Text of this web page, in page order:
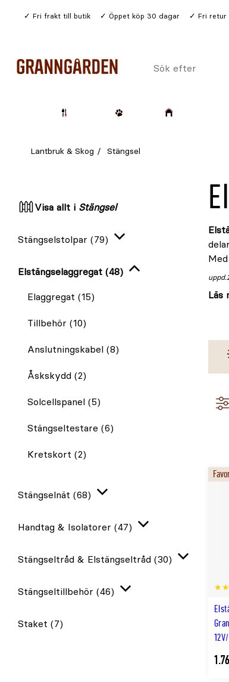
Fri frakt till butik Öppet köp 30 dagar Fri retur
Sök
Lantbruk & Skog Stängsel
uppd.
Läs
Visa allt i Stängsel
Stängselstolpar (79)
Elstängselaggregat (48)
Elaggregat (15)
Tillbehör (10)
Anslutningskabel (8)
Åskskydd (2)
Solcellspanel (5)
Stängseltestare (6)
Kretskort (2)
Stängselnät (68)
Handtag & Isolatorer (47)
Stängseltråd & Elstängseltråd (30)
Stängseltillbehör (46)
Staket (7)